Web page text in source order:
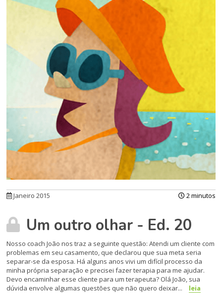
Janeiro 2015 2 minutos
Um outro olhar - Ed. 20
Nosso coach João nos traz a seguinte questão: Atendi um cliente com
problemas em seu casamento, que declarou que sua meta seria
separar-se da esposa. Há alguns anos vivi um difí­cil processo da
minha própria separação e precisei fazer terapia para me ajudar.
Devo encaminhar esse cliente para um terapeuta? Olá João, sua
dúvida envolve algumas questões que não quero deixar...
leia